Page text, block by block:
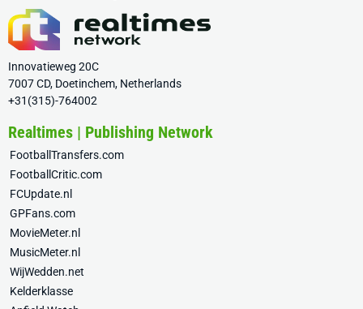
Innovatieweg 20C
7007 CD, Doetinchem, Netherlands
+31(315)-764002
Realtimes | Publishing Network
FootballTransfers.com
FootballCritic.com
FCUpdate.nl
GPFans.com
MovieMeter.nl
MusicMeter.nl
WijWedden.net
Kelderklasse